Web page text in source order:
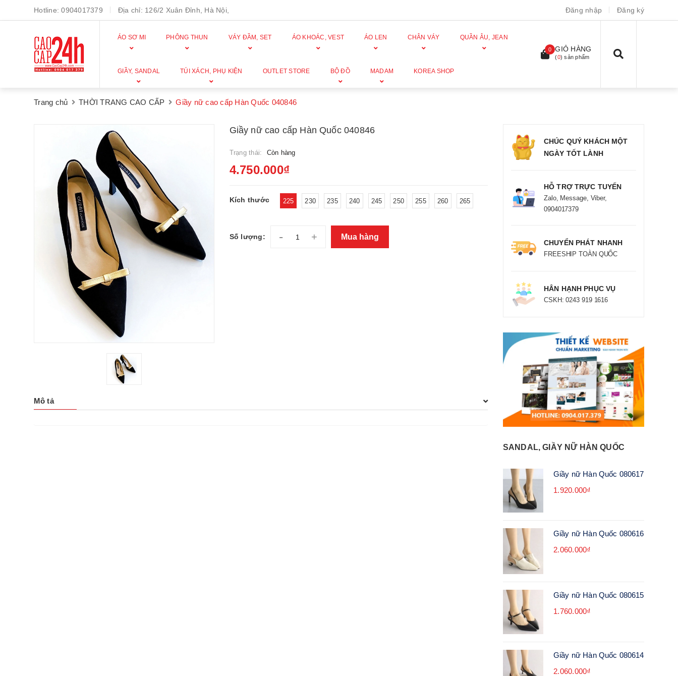
Hotline:0904017379 Địa chỉ: 126/2 Xuân Đỉnh, Hà Nội, Đăng nhập Đăng ký
ÁO SƠ MI PHÔNG THUN VÁY ĐẦM, SET ÁO KHOÁC, VEST ÁO LEN CHÂN VÁY QUẦN ÂU, JEAN
GIẦY, SANDAL TÚI XÁCH, PHỤ KIỆN OUTLET STORE BỘ ĐỒ MADAM KOREA SHOP
0 GIỎ HÀNG
(0) sản phẩm
Trang chủ THỜI TRANG CAO CẤP Giầy nữ cao cấp Hàn Quốc 040846
Giầy nữ cao cấp Hàn Quốc 040846
Trạng thái: Còn hàng
4.750.000₫
Kích thước 225 230 235 240 245 250 255 260 265
Số lượng: - + Mua hàng
Mô tả
CHÚC QUÝ KHÁCH MỘT
NGÀY TỐT LÀNH
HỖ TRỢ TRỰC TUYẾN
Zalo, Message, Viber,
0904017379
CHUYỂN PHÁT NHANH
FREESHIP TOÀN QUỐC
HÂN HẠNH PHỤC VỤ
CSKH: 0243 919 1616
SANDAL, GIẦY NỮ HÀN QUỐC
Giầy nữ Hàn Quốc 080617
1.920.000₫
Giầy nữ Hàn Quốc 080616
2.060.000₫
Giầy nữ Hàn Quốc 080615
1.760.000₫
Giầy nữ Hàn Quốc 080614
2.060.000₫